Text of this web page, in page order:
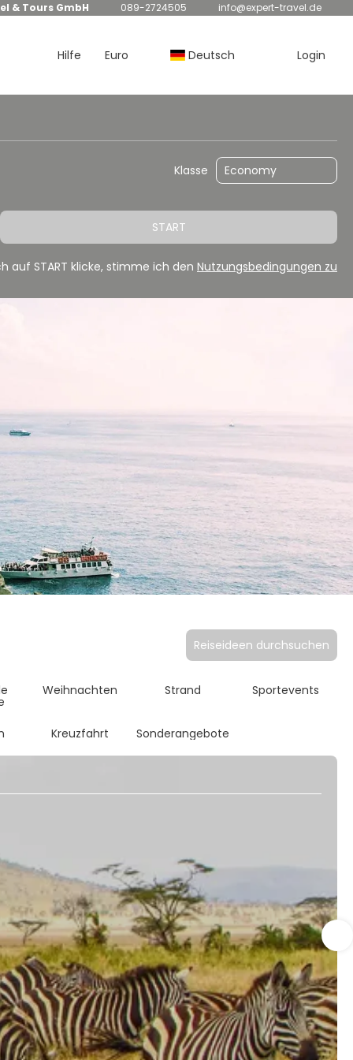
& Tours GmbH 089-2724505 info@expert-travel.de
Hilfe Euro Deutsch Login
Klasse
START
auf START klicke, stimme ich den Nutzungsbedingungen zu
Reiseideen durchsuchen
Weihnachten Strand Sportevents
Kreuzfahrt Sonderangebote